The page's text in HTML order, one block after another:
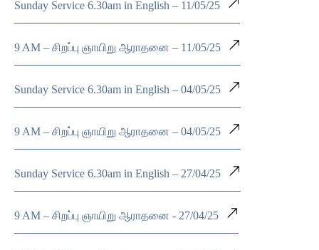
Sunday Service 6.30am in English – 11/05/25
9 AM – சிறப்பு ஞாயிறு ஆராதனை – 11/05/25
Sunday Service 6.30am in English – 04/05/25
9 AM – சிறப்பு ஞாயிறு ஆராதனை – 04/05/25
Sunday Service 6.30am in English – 27/04/25
9 AM – சிறப்பு ஞாயிறு ஆராதனை - 27/04/25